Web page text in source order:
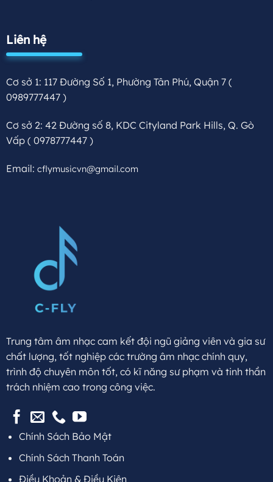
Liên hệ
Cơ sở 1: 117 Đường Số 1, Phường Tân Phú, Quận 7 (
0989777447 )
Cơ sở 2: 42 Đường số 8, KDC Cityland Park Hills, Q. Gò
Vấp( 0978777447 )
Email: cflymusicvn@gmail.com
Trung tâm âm nhạc cam kết đội ngũ giảng viên và gia sư
chất lượng, tốt nghiệp các trường âm nhạc chính quy,
trình độ chuyên môn tốt, có kĩ năng sư phạm và tinh thần
trách nhiệm cao trong công việc.
Chính Sách Bảo Mật
Chính Sách Thanh Toán
Điều Khoản & Điều Kiện